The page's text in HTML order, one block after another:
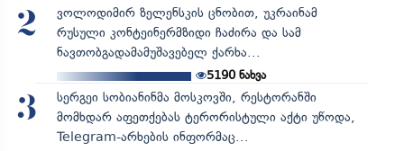
2
ვოლოდიმირ ზელენსკის ცნობით, უკრაინამ
რუსული კონტეინერმზიდი ჩაძირა და სამ
ნავთობგადამამუშავებელ ქარხა...
5190ნახვა
3
სერგეი სობიანინმა მოსკოვში, რესტორანში
მომხდარ აფეთქებას ტერორისტული აქტი უწოდა,
Telegram-არხების ინფორმაც...